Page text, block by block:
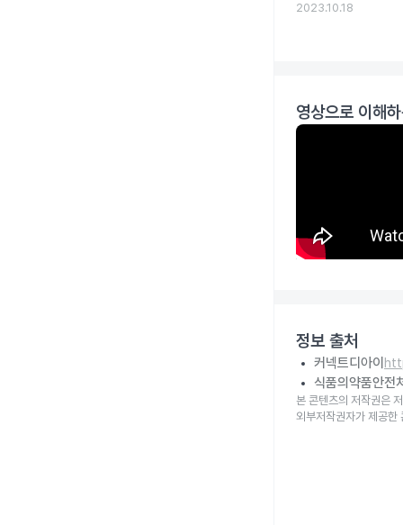
2023.10.18
영상으로 이해
정보 출처
커넥트디아이
식품의약품안전
본 콘텐츠의 저작권은
외부저작권자가 제공한